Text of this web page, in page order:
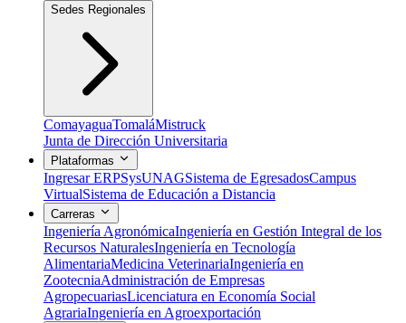
Sedes Regionales
ComayaguaTomaláMistruck
Junta de Dirección Universitaria
Plataformas
Ingresar ERPSysUNAGSistema de EgresadosCampus
VirtualSistema de Educación a Distancia
Carreras
Ingeniería AgronómicaIngeniería en Gestión Integral de los
Recursos NaturalesIngeniería en Tecnología
AlimentariaMedicina VeterinariaIngeniería en
ZootecniaAdministración de Empresas
AgropecuariasLicenciatura en Economía Social
AgrariaIngeniería en Agroexportación